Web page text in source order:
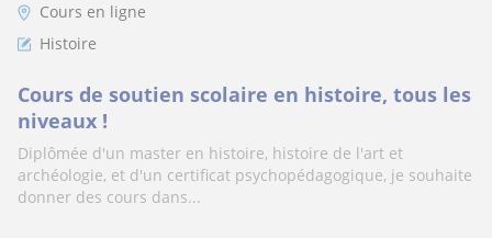
Cours en ligne
Histoire
Cours de soutien scolaire en histoire, tous les
niveaux !
Diplômée d'un master en histoire, histoire de l'art et
archéologie, et d'un certificat psychopédagogique, je souhaite
donner des cours dans...